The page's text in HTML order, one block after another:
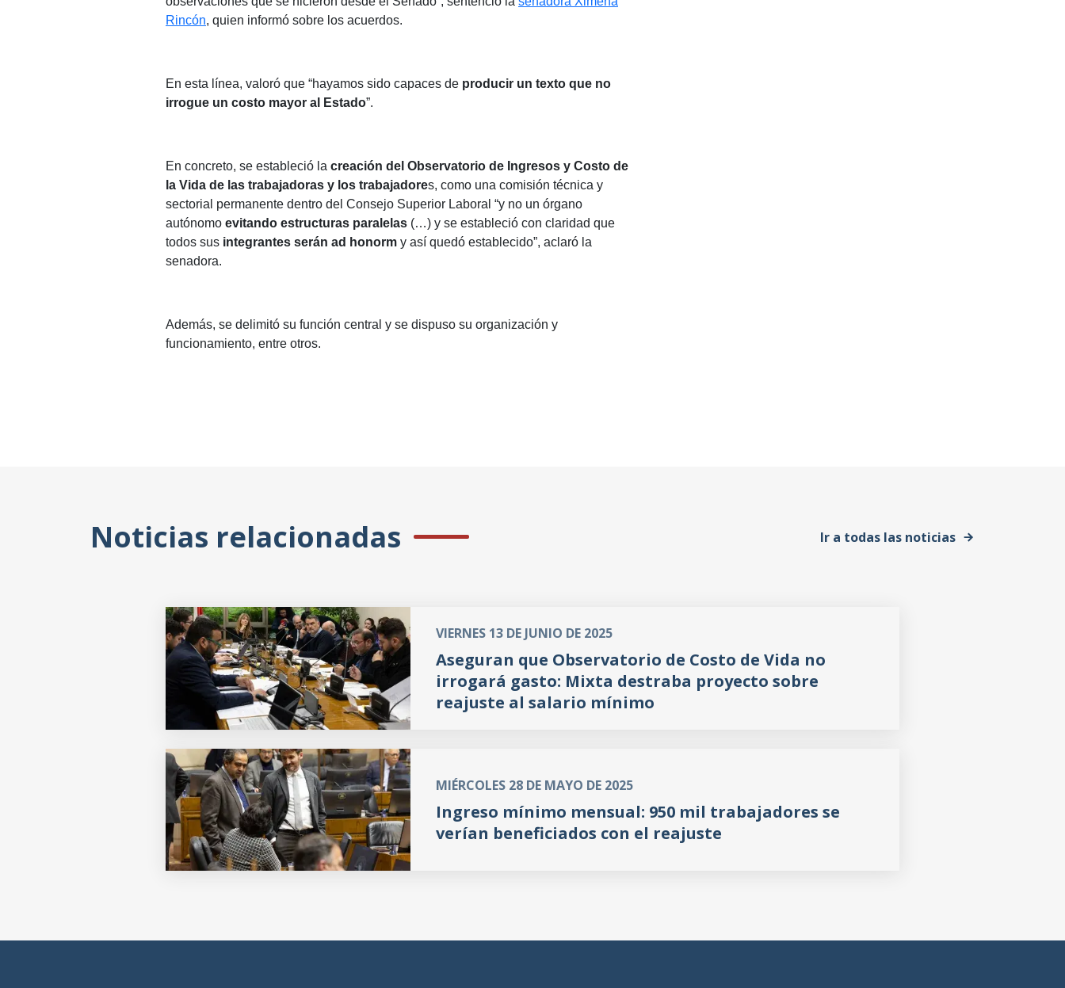
Rincón, quien informó sobre los acuerdos.
En esta línea, valoró que “hayamos sido capaces de producir un texto que no
irrogue un costo mayor al Estado”.
En concreto, se estableció la creación del Observatorio de Ingresos y Costo de
la Vida de las trabajadoras y los trabajadores, como una comisión técnica y
sectorial permanente dentro del Consejo Superior Laboral “y no un órgano
autónomo evitando estructuras paralelas (…) y se estableció con claridad que
todos sus integrantes serán ad honorm y así quedó establecido”, aclaró la
senadora.
Además, se delimitó su función central y se dispuso su organización y
funcionamiento, entre otros.
Noticias relacionadas Ir a todas las noticias
VIERNES 13 DE JUNIO DE 2025
Aseguran que Observatorio de Costo de Vida no
irrogará gasto: Mixta destraba proyecto sobre
reajuste al salario mínimo
MIÉRCOLES 28 DE MAYO DE 2025
Ingreso mínimo mensual: 950 mil trabajadores se
verían beneficiados con el reajuste